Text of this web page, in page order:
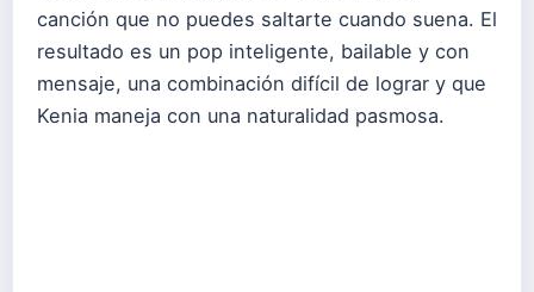
canción que no puedes saltarte cuando suena. El
resultado es un pop inteligente, bailable y con
mensaje, una combinación difícil de lograr y que
Kenia maneja con una naturalidad pasmosa.